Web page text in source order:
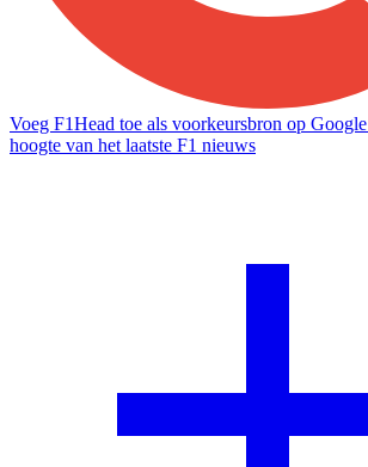
Voeg F1Head toe als voorkeursbron op Google
hoogte van het laatste F1 nieuws